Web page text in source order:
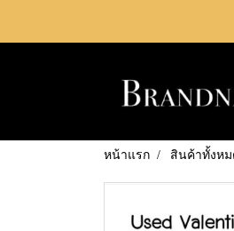
หน้าแรก สินค้าทั้งห